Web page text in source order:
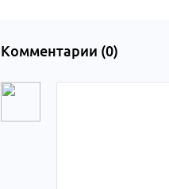
Комментарии (0)